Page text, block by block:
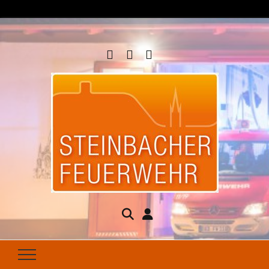
Steinbacher
Feuerwehr
Seit 1877 für Ihren Brandschutz da